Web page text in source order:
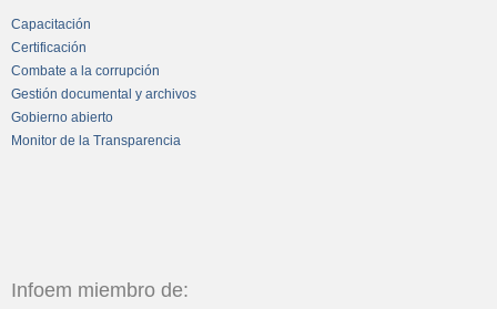
Capacitación
Certificación
Combate a la corrupción
Gestión documental y archivos
Gobierno abierto
Monitor de la Transparencia
Infoem miembro de: